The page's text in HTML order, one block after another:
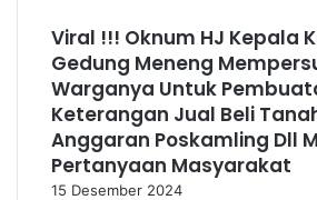
Viral !!! Oknum HJ Kepala
Gedung Meneng
Warganya Untuk
Keterangan Jual Beli
Anggaran Poskamling Dll
Pertanyaan Masyarakat
15 Desember 2024